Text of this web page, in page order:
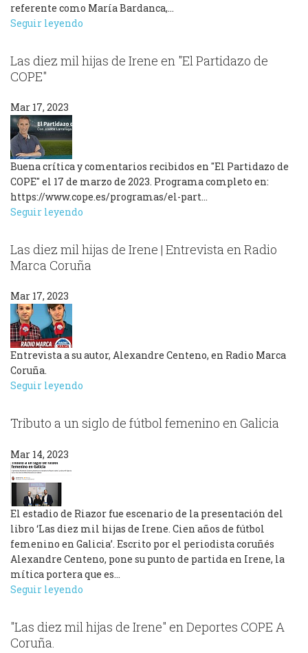
referente como María Bardanca,…
Seguir leyendo
Las diez mil hijas de Irene en "El Partidazo de
COPE"
Mar 17, 2023
Buena crítica y comentarios recibidos en "El Partidazo de
COPE" el 17 de marzo de 2023. Programa completo en:
https://www.cope.es/programas/el-part...
Seguir leyendo
Las diez mil hijas de Irene | Entrevista en Radio
Marca Coruña
Mar 17, 2023
Entrevista a su autor, Alexandre Centeno, en Radio Marca
Coruña.
Seguir leyendo
Tributo a un siglo de fútbol femenino en Galicia
Mar 14, 2023
El estadio de Riazor fue escenario de la presentación del
libro ‘Las diez mil hijas de Irene. Cien años de fútbol
femenino en Galicia’. Escrito por el periodista coruñés
Alexandre Centeno, pone su punto de partida en Irene, la
mítica portera que es…
Seguir leyendo
"Las diez mil hijas de Irene" en Deportes COPE A
Coruña.